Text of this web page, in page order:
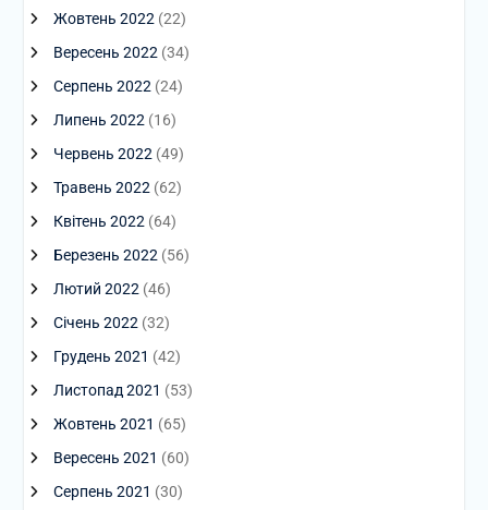
Жовтень 2022 (22)
Вересень 2022 (34)
Серпень 2022 (24)
Липень 2022 (16)
Червень 2022 (49)
Травень 2022 (62)
Квітень 2022 (64)
Березень 2022 (56)
Лютий 2022 (46)
Січень 2022 (32)
Грудень 2021 (42)
Листопад 2021 (53)
Жовтень 2021 (65)
Вересень 2021 (60)
Серпень 2021 (30)